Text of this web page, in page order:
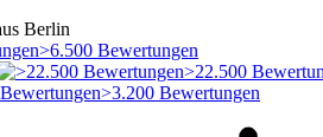
Berlin
>6.500 Bewertungen
>22.500
>3.200 Bewertungen